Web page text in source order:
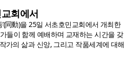
회에서
同動)을 25일 서초호민교회에서 개최한
들이 함께 예배하며 교재하는 시간을 갖
가의 삶과 신앙, 그리고 작품세계에 대해